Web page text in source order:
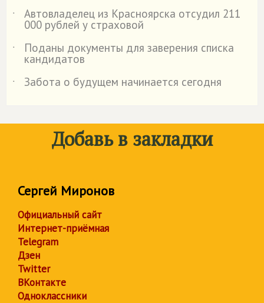
˙
Автовладелец из Красноярска отсудил 211
000 рублей у страховой
˙
️Поданы документы для заверения списка
кандидатов
˙
Забота о будущем начинается сегодня
Добавь в закладки
Сергей Миронов
Официальный сайт
Интернет-приёмная
Telegram
Дзен
Twitter
ВКонтакте
Одноклассники